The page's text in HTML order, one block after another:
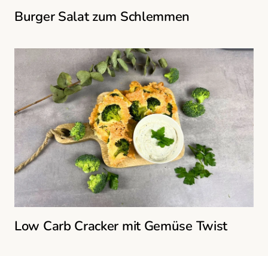
Burger Salat zum Schlemmen
Low Carb Cracker mit Gemüse Twist